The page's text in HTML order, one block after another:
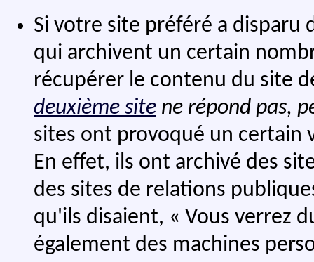
Si votre site préféré a disparu
qui archivent un certain
récupérer le contenu du site
deuxième site ne répond pas,
sites ont provoqué un certain
En effet, ils ont archivé des
des sites de relations
qu'ils disaient, « Vous verrez
également des machines